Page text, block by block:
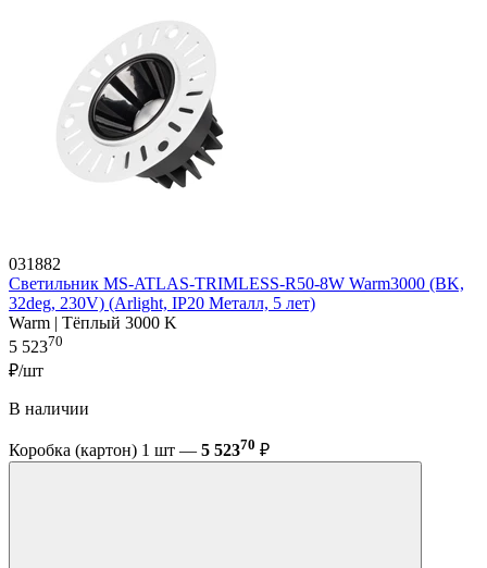
031882
Светильник MS-ATLAS-TRIMLESS-R50-8W Warm3000 (BK,
32deg, 230V) (Arlight, IP20 Металл, 5 лет)
Warm | Тёплый 3000 K
5 52370
₽/шт
В наличии
Коробка (картон) 1 шт — 5 52370 ₽